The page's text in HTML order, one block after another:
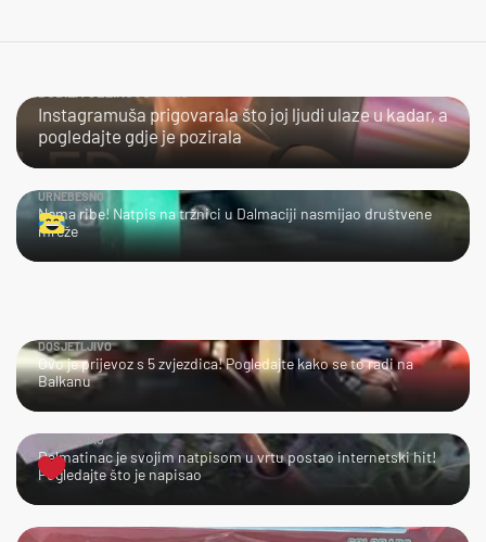
Instagramuša prigovarala što joj ljudi ulaze u kadar, a
pogledajte gdje je pozirala
URNEBESNO
Nema ribe! Natpis na tržnici u Dalmaciji nasmijao društvene
mreže
DOSJETLJIVO
Ovo je prijevoz s 5 zvjezdica! Pogledajte kako se to radi na
Balkanu
URNEBESNO
Dalmatinac je svojim natpisom u vrtu postao internetski hit!
Pogledajte što je napisao